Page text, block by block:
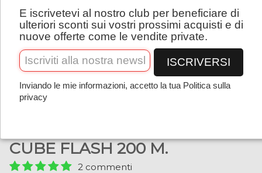
Italiano
CUBE FLASH 200 M.
2 commenti
E iscrivetevi al nostro club per beneficiare di
ulteriori sconti sui vostri prossimi acquisti e di
nuove offerte come le vendite private.
ISCRIVERSI
Inviando le mie informazioni, accetto la tua Politica sulla
privacy